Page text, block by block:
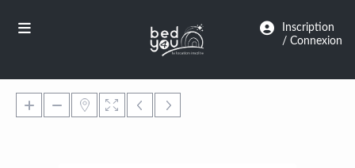
Inscription
/ Connexion